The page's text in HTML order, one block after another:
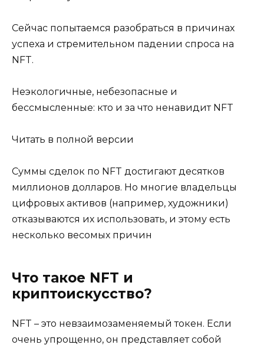
Сейчас попытаемся разобраться в причинах
успеха и стремительном падении спроса на
NFT.
Неэкологичные, небезопасные и
бессмысленные: кто и за что ненавидит NFT
Читать в полной версии
Суммы сделок по NFT достигают десятков
миллионов долларов. Но многие владельцы
цифровых активов (например, художники)
отказываются их использовать, и этому есть
несколько весомых причин
Что такое NFT и
криптоискусство?
NFT – это невзаимозаменяемый токен. Если
очень упрощенно, он представляет собой